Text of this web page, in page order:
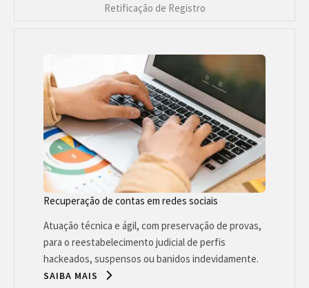
Retificação de Registro
Recuperação de contas em redes sociais
Atuação técnica e ágil, com preservação de provas,
para o reestabelecimento judicial de perfis
hackeados, suspensos ou banidos indevidamente.
SAIBA MAIS